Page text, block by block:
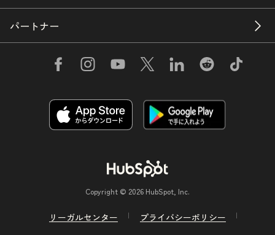
パートナー
Copyright © 2026 HubSpot, Inc.
リーガルセンター
プライバシーポリシー